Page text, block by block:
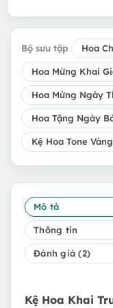
Bộ sưu tập Hoa
Hoa Mừng Khai
Hoa Mừng Ngày
Hoa Tặng Ngày
Kệ Hoa Tone Vàng
Mô tả
Thông tin
Đánh giá (2)
Kệ Hoa Khai